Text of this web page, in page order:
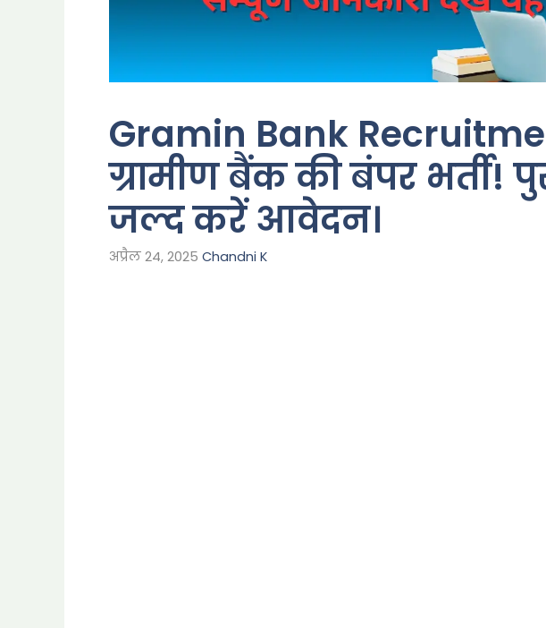
Gramin Bank
ग्रामीण बैंक की बंपर भर्ती!
जल्द करें आवेदन।
अप्रैल 24, 2025 Chandni K